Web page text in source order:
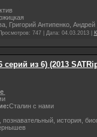
Григорий Антипенко,
747 | Дата: 04.03.2013|
из 6) (2013
Сталин с нами
история,